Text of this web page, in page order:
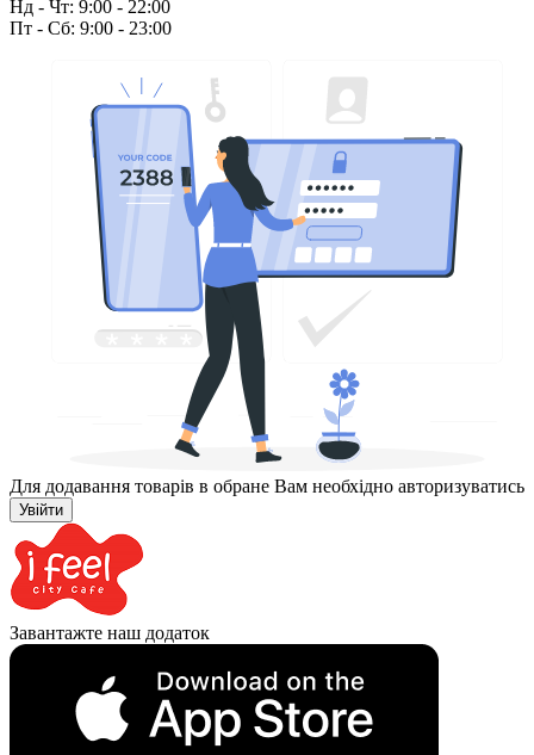
Нд - Чт: 9:00 - 22:00
Пт - Сб: 9:00 - 23:00
Для додавання товарів в обране Вам необхідно авторизуватись
Увійти
Завантажте наш додаток